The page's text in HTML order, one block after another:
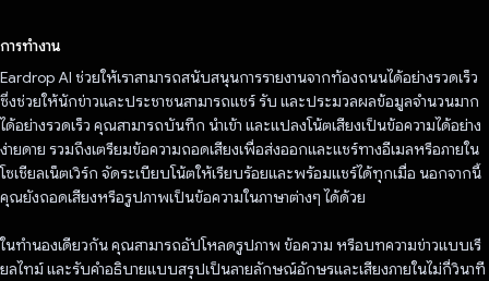
การทำงาน
Eardrop AI ช่วยให้เราสามารถสนับสนุนการรายงานจากท้องถนนได้อย่างรวดเร็ว
ซึ่งช่วยให้นักข่าวและประชาชนสามารถแชร์ รับ และประมวลผลข้อมูลจำนวนมาก
ได้อย่างรวดเร็ว คุณสามารถบันทึก นําเข้า และแปลงโน้ตเสียงเป็นข้อความได้อย่าง
ง่ายดาย รวมถึงเตรียมข้อความถอดเสียงเพื่อส่งออกและแชร์ทางอีเมลหรือภายใน
โซเชียลเน็ตเวิร์ก จัดระเบียบโน้ตให้เรียบร้อยและพร้อมแชร์ได้ทุกเมื่อ นอกจากนี้
คุณยังถอดเสียงหรือรูปภาพเป็นข้อความในภาษาต่างๆ ได้ด้วย
ในทำนองเดียวกัน คุณสามารถอัปโหลดรูปภาพ ข้อความ หรือบทความข่าวแบบเรี
ยลไทม์ และรับคำอธิบายแบบสรุปเป็นลายลักษณ์อักษรและเสียงภายในไม่กี่วินาที